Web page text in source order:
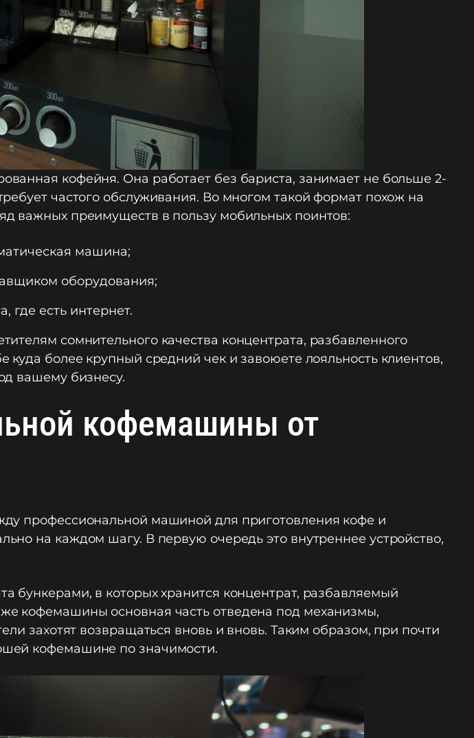
кофейня. Она работает без бариста, занимает не больше 2-
частого обслуживания. Во многом такой формат похож на
важных преимуществ в пользу мобильных поинтов:
машина;
оборудования;
где есть интернет.
сомнительного качества концентрата, разбавленного
более крупный средний чек и завоюете лояльность клиентов,
вашему бизнесу.
кофемашины от
профессиональной машиной для приготовления кофе и
на каждом шагу. В первую очередь это внутреннее устройство,
бункерами, в которых хранится концентрат, разбавляемый
кофемашины основная часть отведена под механизмы,
захотят возвращаться вновь и вновь. Таким образом, при почти
кофемашине по значимости.